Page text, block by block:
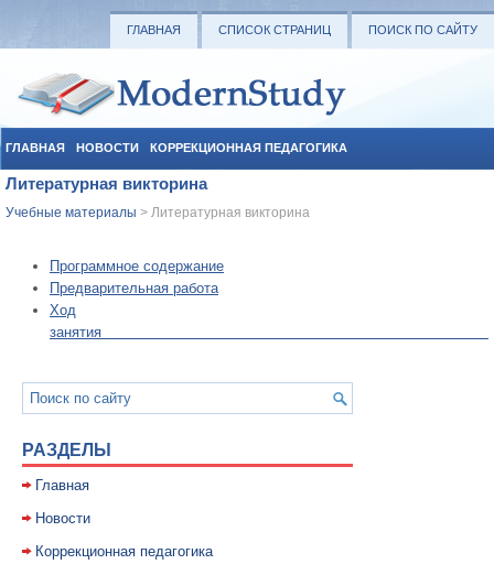
ГЛАВНАЯ СПИСОК СТРАНИЦ ПОИСК ПО САЙТУ
ГЛАВНАЯ НОВОСТИ КОРРЕКЦИОННАЯ ПЕДАГОГИКА
СОЦИАЛЬНАЯ ПЕДАГОГИКА УЧЕБНЫЕ МАТЕРИАЛЫ
Литературная викторина
Учебные материалы > Литературная викторина
Программное содержание
Предварительная работа
Ход
РАЗДЕЛЫ
Главная
Новости
Коррекционная педагогика